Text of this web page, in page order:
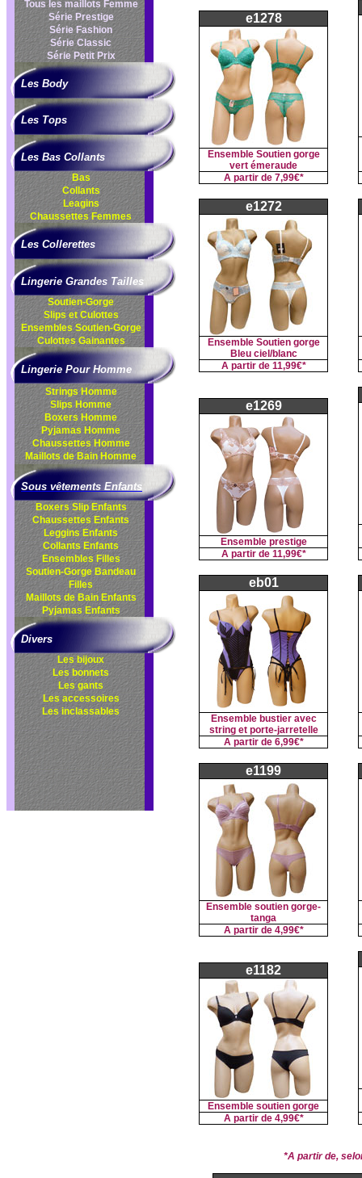
Tous les maillots Femme
Série Prestige
Série Fashion
Série Classic
Série Petit Prix
Les Body
Les Tops
Les Bas Collants
Bas
Collants
Leagins
Chaussettes Femmes
Les Collerettes
Lingerie Grandes Tailles
Soutien-Gorge
Slips et Culottes
EnsemblesSoutien-Gorge
CulottesGainantes
Lingerie Pour Homme
Strings Homme
Slips Homme
Boxers Homme
Pyjamas Homme
Chaussettes Homme
Maillots de Bain Homme
Sous vêtements Enfants
Boxers Slip Enfants
Chaussettes Enfants
Leggins Enfants
Collants Enfants
Ensembles Filles
Soutien-Gorge Bandeau
Filles
Maillots de Bain Enfants
Pyjamas Enfants
Divers
Les bijoux
Les bonnets
Les gants
Les accessoires
Les inclassables
e1278
Ensemble Soutien gorge
vert émeraude
A partir de 7,99€*
e1272
Ensemble Soutien gorge
Bleu ciel/blanc
A partir de 11,99€*
e1269
Ensemble prestige
A partir de 11,99€*
eb01
Ensemble bustier avec
string et porte-jarretelle
A partir de 6,99€*
e1199
Ensemble soutien gorge-
tanga
A partir de 4,99€*
e1182
Ensemble soutien gorge
A partir de 4,99€*
*A partir de,